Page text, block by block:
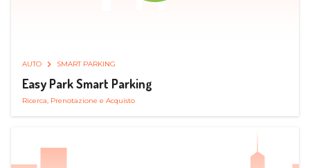
AUTO SMART PARKING
Easy Park Smart Parking
Ricerca, Prenotazione e Acquisto